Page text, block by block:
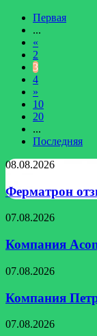
Первая
...
«
2
3
4
»
10
20
...
Последняя
Ферматрон
08.08.2026
Ферматрон
Компания
отзывы
07.08.2026
Компания
Компания
отзывы
07.08.2026
Компания
Капсулы
07.08.2026